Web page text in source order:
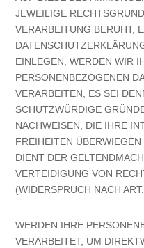
JEWEILIGE
VERARBEITUNG BERUHT,
EINLEGEN, WERDEN WIR
PERSONENBEZOGENEN
VERARBEITEN, ES SEI
SCHUTZWÜRDIGE
NACHWEISEN, DIE IHRE
FREIHEITEN
DIENT DER
VERTEIDIGUNG VON
(WIDERSPRUCH NACH
WERDEN IHRE
VERARBEITET, UM